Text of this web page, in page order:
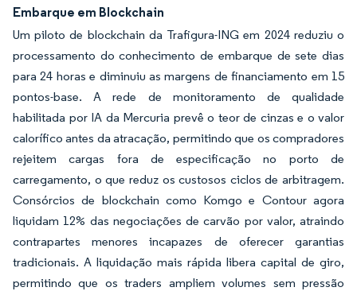
Embarque em Blockchain
Um piloto de blockchain da Trafigura-ING em 2024 reduziu o
processamento do conhecimento de embarque de sete dias
para 24 horas e diminuiu as margens de financiamento em 15
pontos-base. A rede de monitoramento de qualidade
habilitada por IA da Mercuria prevê o teor de cinzas e o valor
calorífico antes da atracação, permitindo que os compradores
rejeitem cargas fora de especificação no porto de
carregamento, o que reduz os custosos ciclos de arbitragem.
Consórcios de blockchain como Komgo e Contour agora
liquidam 12% das negociações de carvão por valor, atraindo
contrapartes menores incapazes de oferecer garantias
tradicionais. A liquidação mais rápida libera capital de giro,
permitindo que os traders ampliem volumes sem pressão